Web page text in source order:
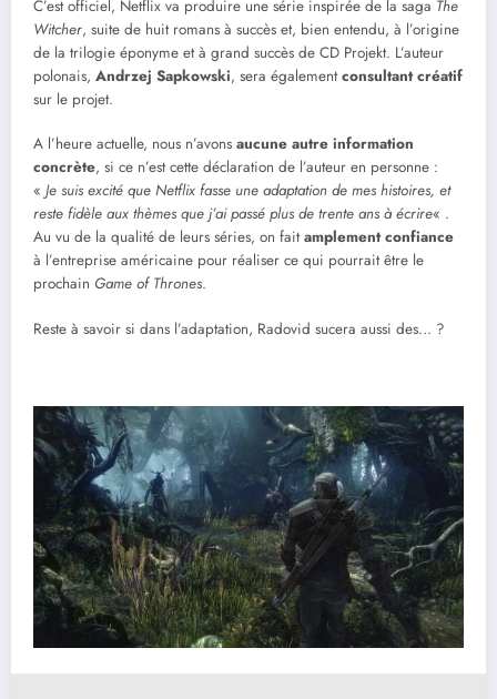
C’est officiel, Netflix va produire une série inspirée de la saga The
Witcher, suite de huit romans à succès et, bien entendu, à l’origine
de la trilogie éponyme et à grand succès de CD Projekt. L’auteur
polonais, Andrzej Sapkowski, sera égalementconsultant créatif
sur le projet.
A l’heure actuelle, nous n’avons aucune autre information
concrète, si ce n’est cette déclaration de l’auteur en personne :
« Je suis excité que Netflix fasse une adaptation de mes histoires, et
reste fidèle aux thèmes que j’ai passé plus de trente ans à écrire« .
Au vu de la qualité de leurs séries, on faitamplement confiance
à l’entreprise américaine pour réaliser ce qui pourrait être le
prochain Game of Thrones.
Reste à savoir si dans l’adaptation, Radovid sucera aussi des… ?